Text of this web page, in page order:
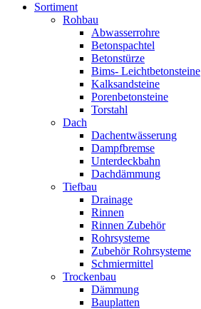
Sortiment
Rohbau
Abwasserrohre
Betonspachtel
Betonstürze
Bims- Leichtbetonsteine
Kalksandsteine
Porenbetonsteine
Torstahl
Dach
Dachentwässerung
Dampfbremse
Unterdeckbahn
Dachdämmung
Tiefbau
Drainage
Rinnen
Rinnen Zubehör
Rohrsysteme
Zubehör Rohrsysteme
Schmiermittel
Trockenbau
Dämmung
Bauplatten